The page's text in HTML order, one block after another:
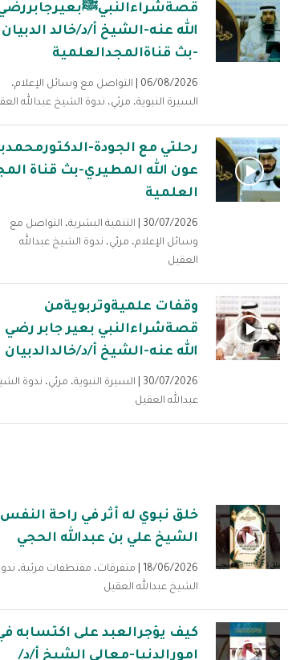
الله عنه-الشيخ أ/د/خالد الدبيان
-بث قناةالمجدالعلمية
06/08/2026 | التواصل مع وسائل الإعلام،
السيرة النبوية، مرئي، ندوة الشيخ عبدالله
رحلتي مع الجودة-
عون الله المطيري-بث قناة
العلمية
30/07/2026 | التنمية البشرية، التواصل مع
وسائل الإعلام، مرئي، ندوة الشيخ عبدالله
العقيل
وقفات علميةوتربويةمن
قصةشراءالنبي بعير جابر رضي
الله عنه-الشيخ أ/د/خالدالدبيان
30/07/2026 | السيرة النبوية، مرئي، ندوة
عبدالله العقيل
خلق نبوي له أثر في راحة
الشيخ علي بن عبدالله الحجي
18/06/2026 | متفرقات، مقتطفات مرئية،
الشيخ عبدالله العقيل
كيف يؤجرالعبد على اكتسابه
امورالدنيا-معالي الشيخ أ/د/